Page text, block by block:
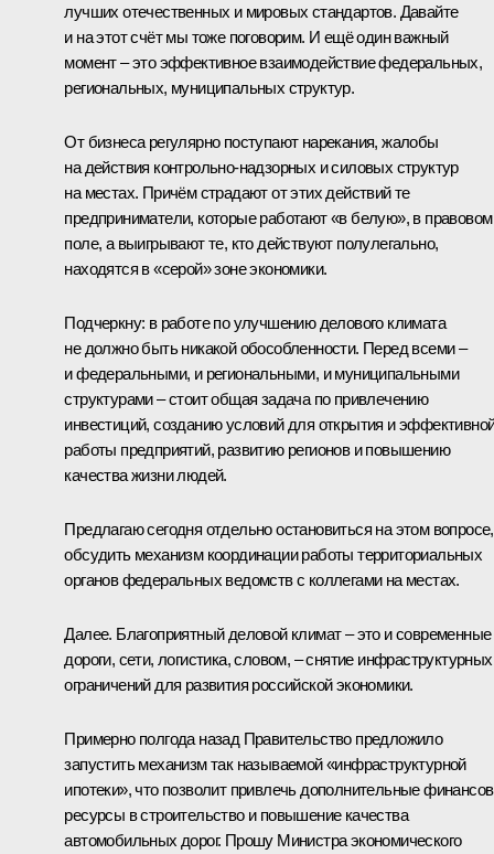
лучших отечественных и мировых стандартов. Давайте
и на этот счёт мы тоже поговорим. И ещё один важный
момент – это эффективное взаимодействие федеральных,
региональных, муниципальных структур.
От бизнеса регулярно поступают нарекания, жалобы
на действия контрольно-надзорных и силовых структур
на местах. Причём страдают от этих действий те
предприниматели, которые работают «в белую», в правовом
поле, а выигрывают те, кто действуют полулегально,
находятся в «серой» зоне экономики.
Подчеркну: в работе по улучшению делового климата
не должно быть никакой обособленности. Перед всеми –
и федеральными, и региональными, и муниципальными
структурами – стоит общая задача по привлечению
инвестиций, созданию условий для открытия и
работы предприятий, развитию регионов и повышению
качества жизни людей.
Предлагаю сегодня отдельно остановиться на этом вопросе,
обсудить механизм координации работы территориальных
органов федеральных ведомств с коллегами на местах.
Далее. Благоприятный деловой климат – это и современные
дороги, сети, логистика, словом, – снятие инфраструктурных
ограничений для развития российской экономики.
Примерно полгода назад Правительство предложило
запустить механизм так называемой «инфраструктурной
ипотеки», что позволит привлечь дополнительные
ресурсы в строительство и повышение качества
автомобильных дорог. Прошу Министра экономического